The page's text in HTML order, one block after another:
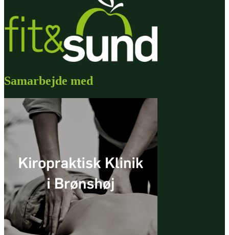
Samarbejde med